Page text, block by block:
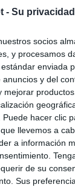
- Su
socios
y procesamos
enviada
anuncios y del
mejorar
Puede hacer clic
llevemos a
a información
de su
Sus